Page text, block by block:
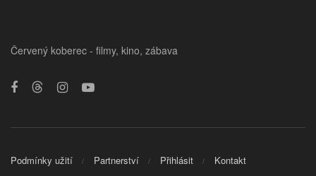
Červený koberec - filmy, kino, zábava
Podmínky užití Partnerství Přihlásit Kontakt